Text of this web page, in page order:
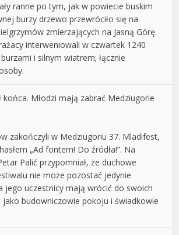
ranne po tym, jak w powiecie buskim
burzy drzewo przewróciło się na
zmierzających na Jasną Górę.
interweniowali w czwartek 1240
i silnym wiatrem; łącznie
końca. Młodzi mają zabrać Medziugorie
zakończyli w Medziugoriu 37. Mladifest,
„Ad fontem! Do źródła!”. Na
Palić przypomniał, że duchowe
nie może pozostać jedynie
jego uczestnicy mają wrócić do swoich
budowniczowie pokoju i świadkowie